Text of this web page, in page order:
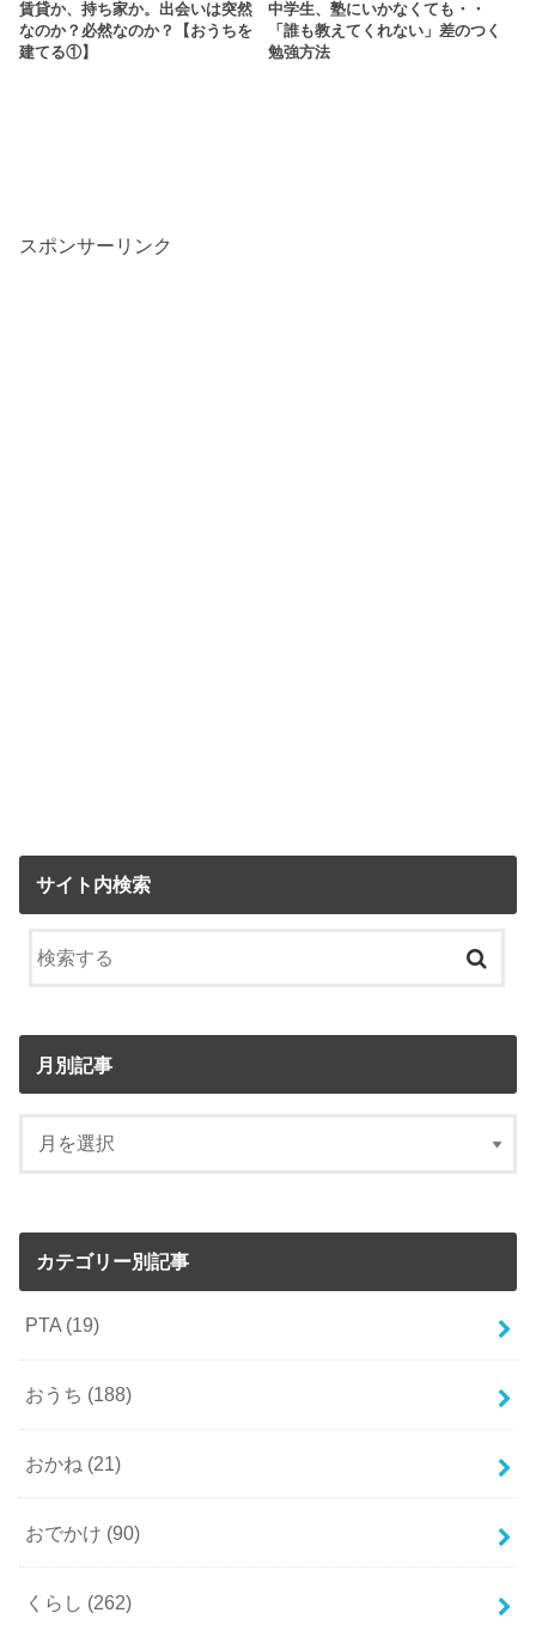
賃貸か、持ち家か。出会いは突然
なのか？必然なのか？【おうちを
建てる①】
中学生、塾にいかなくても・・
「誰も教えてくれない」差のつく
勉強方法
スポンサーリンク
サイト内検索
月別記事
カテゴリー別記事
PTA (19)
おうち (188)
おかね (21)
おでかけ (90)
くらし (262)